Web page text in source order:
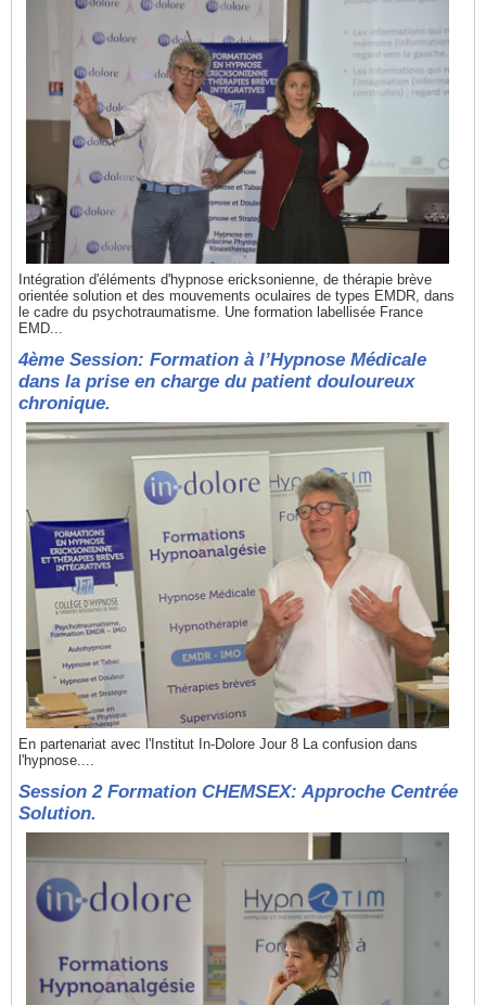
Intégration d'éléments d'hypnose ericksonienne, de thérapie brève
orientée solution et des mouvements oculaires de types EMDR, dans
le cadre du psychotraumatisme. Une formation labellisée France
EMD...
4ème Session: Formation à l’Hypnose Médicale
dans la prise en charge du patient douloureux
chronique.
En partenariat avec l'Institut In-Dolore Jour 8 La confusion dans
l'hypnose....
Session 2 Formation CHEMSEX: Approche Centrée
Solution.